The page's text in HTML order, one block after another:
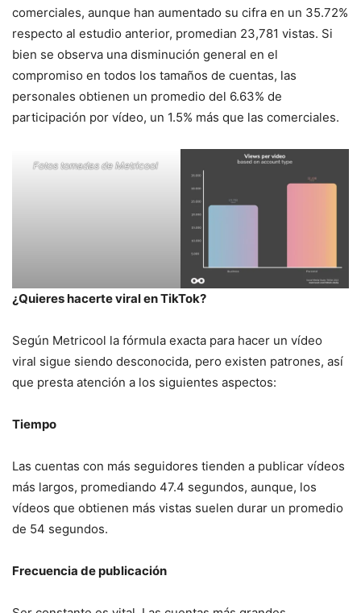
comerciales, aunque han aumentado su cifra en un 35.72%
respecto al estudio anterior, promedian 23,781 vistas. Si
bien se observa una disminución general en el
compromiso en todos los tamaños de cuentas, las
personales obtienen un promedio del 6.63% de
participación por vídeo, un 1.5% más que las comerciales.
Fotos tomadas de Metricool
¿Quieres hacerte viral en TikTok?
Según Metricool la fórmula exacta para hacer un vídeo
viral sigue siendo desconocida, pero existen patrones, así
que presta atención a los siguientes aspectos:
Tiempo
Las cuentas con más seguidores tienden a publicar vídeos
más largos, promediando 47.4 segundos, aunque, los
vídeos que obtienen más vistas suelen durar un promedio
de 54 segundos.
Frecuencia de publicación